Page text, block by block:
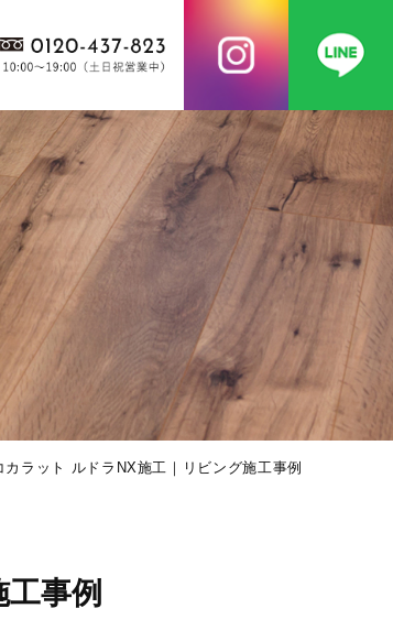
ラット ルドラNX施工｜リビング施工事例
事例